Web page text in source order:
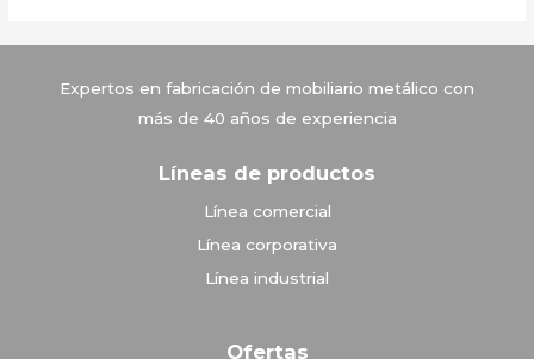
Expertos en fabricación de mobiliario metálico con
más de 40 años de experiencia
Líneas de productos
Línea comercial
Línea corporativa
Línea industrial
Ofertas